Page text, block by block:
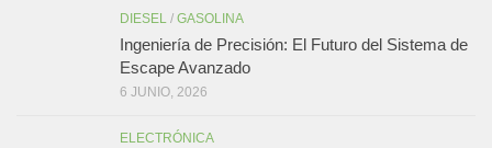
DIESEL / GASOLINA
Ingeniería de Precisión: El Futuro del Sistema de
Escape Avanzado
6 JUNIO, 2026
ELECTRÓNICA